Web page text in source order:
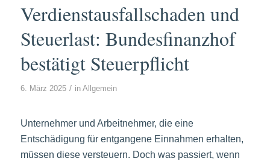
Verdienstausfallschaden und
Steuerlast: Bundesfinanzhof
bestätigt Steuerpflicht
6. März 2025 / in Allgemein
Unternehmer und Arbeitnehmer, die eine
Entschädigung für entgangene Einnahmen erhalten,
müssen diese versteuern. Doch was passiert, wenn